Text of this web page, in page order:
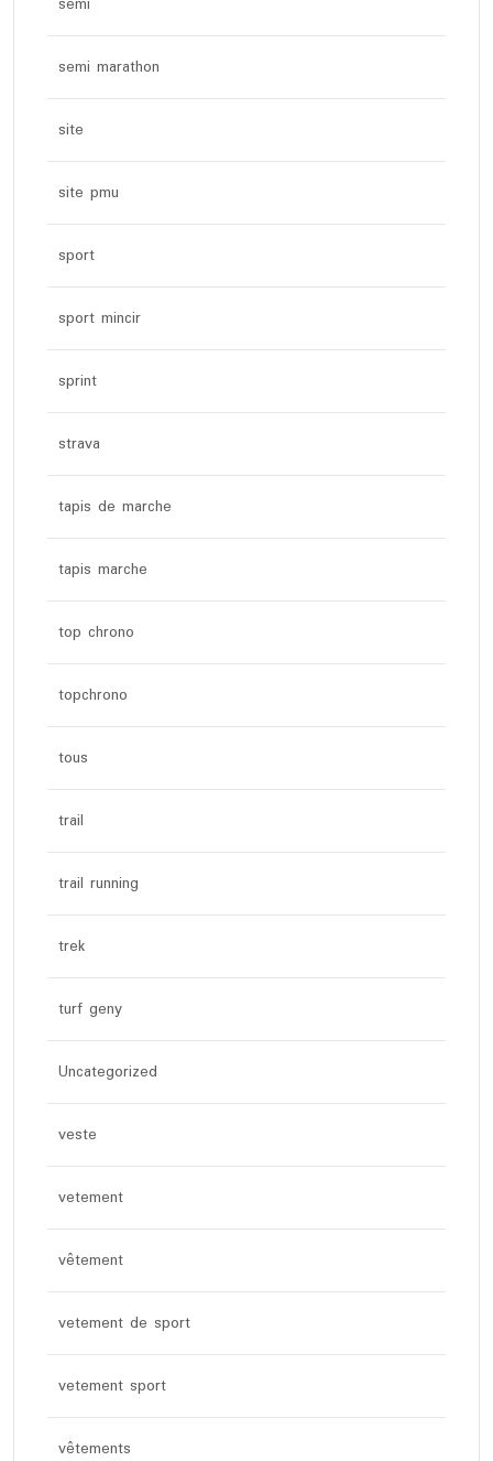
semi marathon
site
site pmu
sport
sport mincir
sprint
strava
tapis de marche
tapis marche
top chrono
topchrono
tous
trail
trail running
trek
turf geny
Uncategorized
veste
vetement
vêtement
vetement de sport
vetement sport
vêtements